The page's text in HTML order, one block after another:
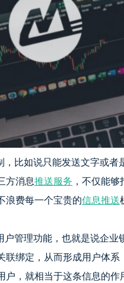
比如说只能发送文字或者
方消息推送服务 ，不仅能
浪费每一个宝贵的信息推送
管理功能，也就是说企业
联绑定，从而形成用户体
，就相当于这条信息的作